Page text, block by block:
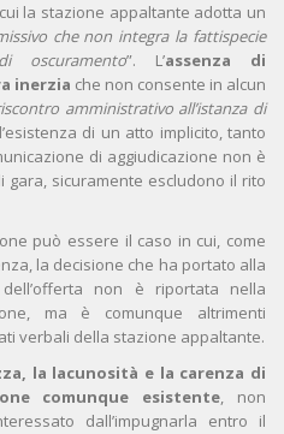
la stazione appaltante adotta un
che non integra la fattispecie
oscuramento”. L’assenza di
inerzia che non consente in alcun
amministrativo all’istanza di
di un atto implicito, tanto
di aggiudicazione non è
sicuramente escludono il rito
può essere il caso in cui, come
la decisione che ha portato alla
non è riportata nella
ma è comunque altrimenti
verbali della stazione appaltante.
la lacunosità e la carenza di
comunque esistente, non
dall’impugnarla entro il